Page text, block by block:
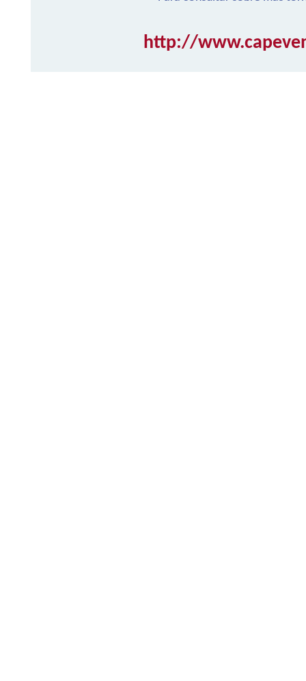
http://